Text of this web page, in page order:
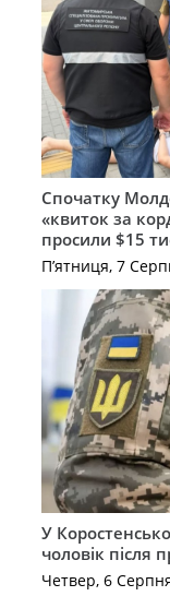
Спочатку
«квиток за
просили $15
П’ятниця, 7
У
чоловік після
Четвер, 6